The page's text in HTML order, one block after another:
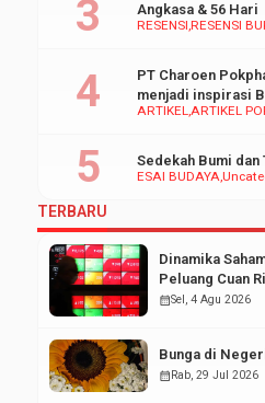
RESENSI RESENSI
Angkasa & 56 Hari
ARTIKELARTIKEL
PT Charoen
menjadi inspirasi
ESAI BUDAYA
Sedekah Bumi
TERBARU
Dinamika
Peluang Cuan
Pasar Modal
calendar_monthSel, 4 Agu 2026
Bunga di
calendar_monthRab, 29 Jul 2026